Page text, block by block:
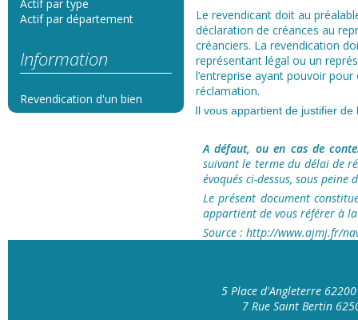
Actif par type
Actif par département
Information
Revendication d'un bien
Le revendicant doit au
déclaration de créances au
créanciers. La revendication
représentant légal ou un
l’entreprise ayant pouvoir
réclamation.
Il vous appartient de justifier de
A défaut, ou en cas de
suivant le terme du délai de
évoqués ci-dessus, sous peine
Le présent document
appartient de vous référer à
Source : http://www.ajmj.fr/
5 Place d'Angleterre
7 Rue Saint Bertin